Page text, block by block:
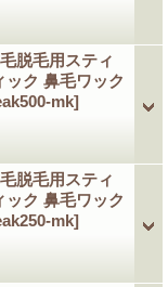
脱毛用スティ
ック 鼻毛ワック
mk]
脱毛用スティ
ック 鼻毛ワック
mk]